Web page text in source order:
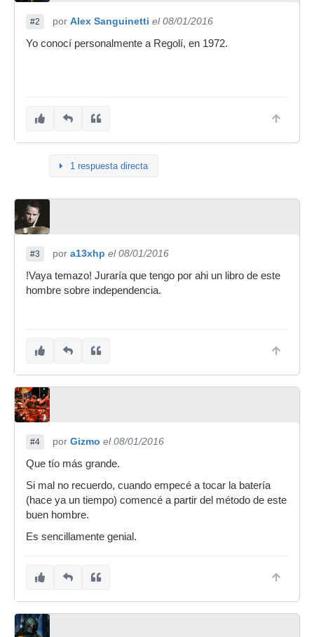
#2 por Alex Sanguinetti el 08/01/2016
Yo conocí personalmente a Regolí, en 1972.
1 respuesta directa
#3 por a13xhp el 08/01/2016
!Vaya temazo! Juraría que tengo por ahi un libro de este
hombre sobre independencia.
#4 por Gizmo el 08/01/2016
Que tío más grande.
Si mal no recuerdo, cuando empecé a tocar la batería
(hace ya un tiempo) comencé a partir del método de este
buen hombre.
Es sencillamente genial.